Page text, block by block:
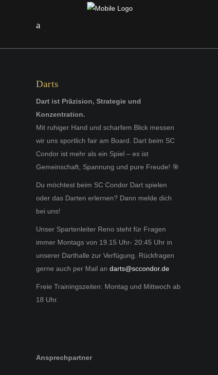
Darts
Darts
Dart ist Präzision, Strategie und
Konzentration.
Mit ruhiger Hand und scharfem Blick messen
wir uns sportlich fair am Board. Dart beim SC
Condor ist mehr als ein Spiel – es ist
Gemeinschaft, Spannung und pure Freude! 🎯
Du möchtest beim SC Condor Dart spielen
oder das Darten erlernen? Dann melde dich
bei uns!
Unser Spartenleiter Reno steht für Fragen
immer Montags von 19.15 Uhr- 20:45 Uhr in
unserer Darthalle zur Verfügung. Rückfragen
gerne auch per Mail an darts@sccondor.de
Freie Trainingszeiten: Montag und Mittwoch ab
18 Uhr.
Ansprechpartner